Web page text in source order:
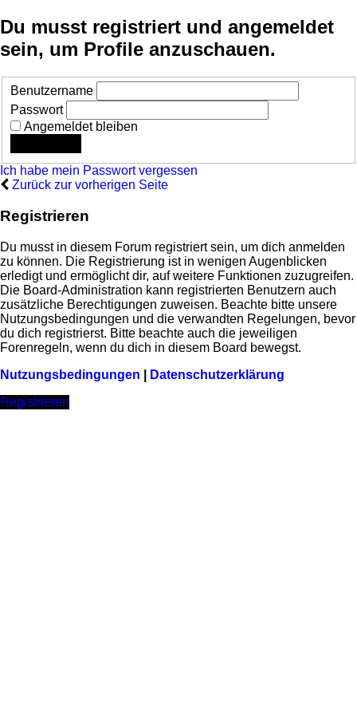
Du musst registriert und angemeldet
sein, um Profile anzuschauen.
Benutzername
Passwort
Angemeldet bleiben
Ich habe mein Passwort vergessen
Zurück zur vorherigen Seite
Registrieren
Du musst in diesem Forum registriert sein, um dich anmelden
zu können. Die Registrierung ist in wenigen Augenblicken
erledigt und ermöglicht dir, auf weitere Funktionen zuzugreifen.
Die Board-Administration kann registrierten Benutzern auch
zusätzliche Berechtigungen zuweisen. Beachte bitte unsere
Nutzungsbedingungen und die verwandten Regelungen, bevor
du dich registrierst. Bitte beachte auch die jeweiligen
Forenregeln, wenn du dich in diesem Board bewegst.
Nutzungsbedingungen
Datenschutzerklärung
Registrieren